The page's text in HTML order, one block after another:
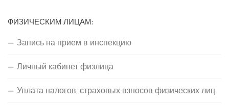
ФИЗИЧЕСКИМ ЛИЦАМ:
Запись на прием в инспекцию
Личный кабинет физлица
Уплата налогов, страховых взносов физических лиц